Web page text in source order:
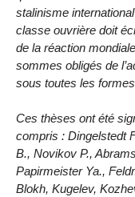
stalinisme
classe ouvrière doit
de la réaction
sommes obligés de
sous toutes les
Ces thèses ont été
compris : Dingelstedt
B., Novikov P.,
Papirmeister Ya.,
Blokh, Kugelev,